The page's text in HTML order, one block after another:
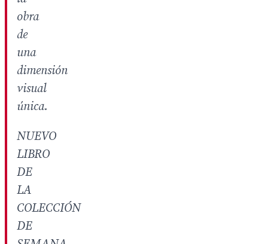
obra
de
una
dimensión
visual
única.
NUEVO
LIBRO
DE
LA
COLECCIÓN
DE